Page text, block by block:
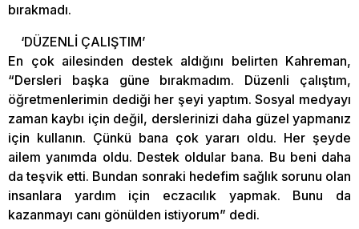
bırakmadı.
‘DÜZENLİ ÇALIŞTIM’
En çok ailesinden destek aldığını belirten Kahreman,
“Dersleri başka güne bırakmadım. Düzenli çalıştım,
öğretmenlerimin dediği her şeyi yaptım. Sosyal medyayı
zaman kaybı için değil, derslerinizi daha güzel yapmanız
için kullanın. Çünkü bana çok yararı oldu. Her şeyde
ailem yanımda oldu. Destek oldular bana. Bu beni daha
da teşvik etti. Bundan sonraki hedefim sağlık sorunu olan
insanlara yardım için eczacılık yapmak. Bunu da
kazanmayı canı gönülden istiyorum” dedi.